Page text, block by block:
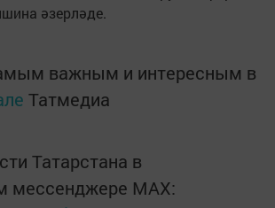
әзерләде.
важным и интересным в
Татмедиа
Татарстана в
мессенджере MАХ: